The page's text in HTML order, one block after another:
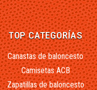
TOP CATEGORÍAS
Canastas de baloncesto
Camisetas ACB
Zapatillas de baloncesto